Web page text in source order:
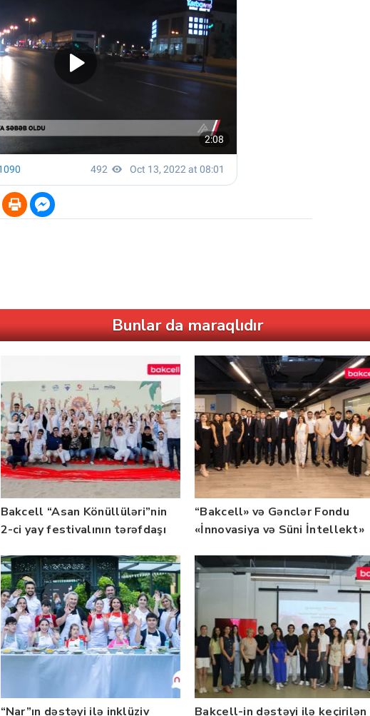
Bunlar da maraqlıdır
Bakcell “Asan Könüllüləri”nin
2-ci yay festivalının tərəfdaşı
“Bakcell» və Gənclər Fondu
«İnnovasiya və Süni İntellekt»
qalibləri ilə görüş keçirib
“Nar”ın dəstəyi ilə inklüziv
Bakcell-in dəstəyi ilə keçirilən